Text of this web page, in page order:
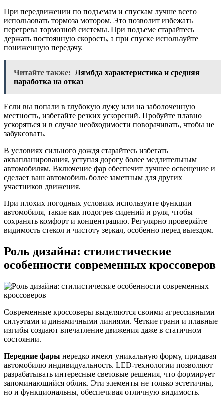
При передвижении по подъемам и спускам лучше всего
использовать тормоза мотором. Это позволит избежать
перегрева тормозной системы. При подъеме старайтесь
держать постоянную скорость, а при спуске используйте
пониженную передачу.
Читайте также: Лямбда характеристика и средняя
наработка на отказ
Если вы попали в глубокую лужу или на заболоченную
местность, избегайте резких ускорений. Пробуйте плавно
ускоряться и в случае необходимости поворачивать, чтобы не
забуксовать.
В условиях сильного дождя старайтесь избегать
аквапланирования, уступая дорогу более медлительным
автомобилям. Включение фар обеспечит лучшее освещение и
сделает ваш автомобиль более заметным для других
участников движения.
При плохих погодных условиях используйте функции
автомобиля, такие как подогрев сидений и руля, чтобы
сохранять комфорт и концентрацию. Регулярно проверяйте
видимость стекол и чистоту зеркал, особенно перед выездом.
Роль дизайна: стилистические
особенности современных кроссоверов
Современные кроссоверы выделяются своими агрессивными
силуэтами и динамичными линиями. Четкие грани и плавные
изгибы создают впечатление движения даже в статичном
состоянии.
Передние фары нередко имеют уникальную форму, придавая
автомобилю индивидуальность. LED-технологии позволяют
разрабатывать интересные световые решения, что формирует
запоминающийся облик. Эти элементы не только эстетичны,
но и функциональны, обеспечивая отличную видимость.